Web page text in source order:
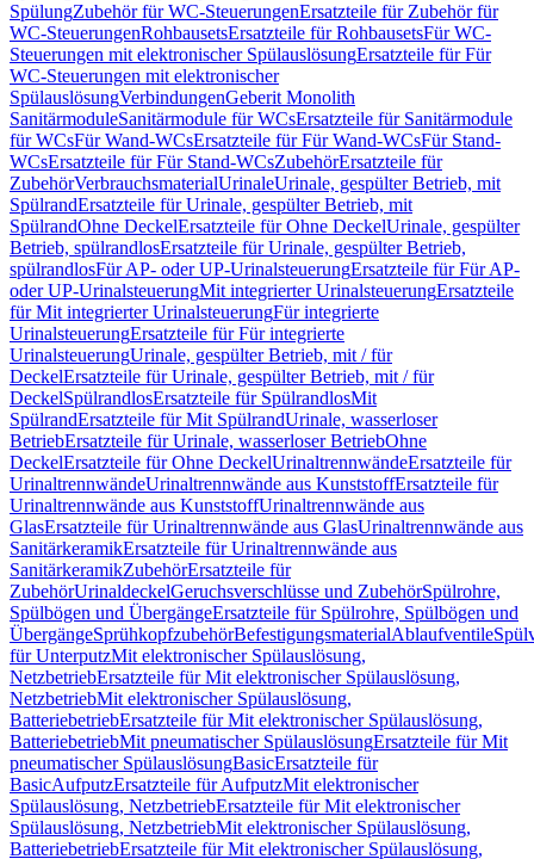
SpülungZubehör für WC-SteuerungenErsatzteile für Zubehör für
WC-SteuerungenRohbausetsErsatzteile für RohbausetsFür WC-
Steuerungen mit elektronischer SpülauslösungErsatzteile für Für
WC-Steuerungen mit elektronischer
SpülauslösungVerbindungenGeberit Monolith
SanitärmoduleSanitärmodule für WCsErsatzteile für Sanitärmodule
für WCsFür Wand-WCsErsatzteile für Für Wand-WCsFür Stand-
WCsErsatzteile für Für Stand-WCsZubehörErsatzteile für
ZubehörVerbrauchsmaterialUrinaleUrinale, gespülter Betrieb, mit
SpülrandErsatzteile für Urinale, gespülter Betrieb, mit
SpülrandOhne DeckelErsatzteile für Ohne DeckelUrinale, gespülter
Betrieb, spülrandlosErsatzteile für Urinale, gespülter Betrieb,
spülrandlosFür AP- oder UP-UrinalsteuerungErsatzteile für Für AP-
oder UP-UrinalsteuerungMit integrierter UrinalsteuerungErsatzteile
für Mit integrierter UrinalsteuerungFür integrierte
UrinalsteuerungErsatzteile für Für integrierte
UrinalsteuerungUrinale, gespülter Betrieb, mit / für
DeckelErsatzteile für Urinale, gespülter Betrieb, mit / für
DeckelSpülrandlosErsatzteile für SpülrandlosMit
SpülrandErsatzteile für Mit SpülrandUrinale, wasserloser
BetriebErsatzteile für Urinale, wasserloser BetriebOhne
DeckelErsatzteile für Ohne DeckelUrinaltrennwändeErsatzteile für
UrinaltrennwändeUrinaltrennwände aus KunststoffErsatzteile für
Urinaltrennwände aus KunststoffUrinaltrennwände aus
GlasErsatzteile für Urinaltrennwände aus GlasUrinaltrennwände aus
SanitärkeramikErsatzteile für Urinaltrennwände aus
SanitärkeramikZubehörErsatzteile für
ZubehörUrinaldeckelGeruchsverschlüsse und ZubehörSpülrohre,
Spülbögen und ÜbergängeErsatzteile für Spülrohre, Spülbögen und
ÜbergängeSprühkopfzubehörBefestigungsmaterialAblaufventile
für UnterputzMit elektronischer Spülauslösung,
NetzbetriebErsatzteile für Mit elektronischer Spülauslösung,
NetzbetriebMit elektronischer Spülauslösung,
BatteriebetriebErsatzteile für Mit elektronischer Spülauslösung,
BatteriebetriebMit pneumatischer SpülauslösungErsatzteile für Mit
pneumatischer SpülauslösungBasicErsatzteile für
BasicAufputzErsatzteile für AufputzMit elektronischer
Spülauslösung, NetzbetriebErsatzteile für Mit elektronischer
Spülauslösung, NetzbetriebMit elektronischer Spülauslösung,
BatteriebetriebErsatzteile für Mit elektronischer Spülauslösung,